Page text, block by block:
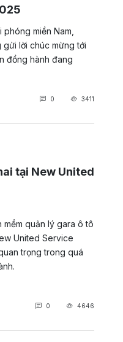
miền Nam,
gửi lời chúc mừng tới
đồng hành đang
0 3411
tại New United
quản lý gara ô tô
United Service
trọng trong quá
0 4646